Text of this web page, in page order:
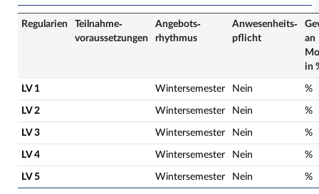
Regularien
Teilnahme­
voraussetzungen
Angebots­
rhythmus
Anwesenheits­
pflicht
an
in
LV 1 Wintersemester Nein %
LV 2 Wintersemester Nein %
LV 3 Wintersemester Nein %
LV 4 Wintersemester Nein %
LV 5 Wintersemester Nein %